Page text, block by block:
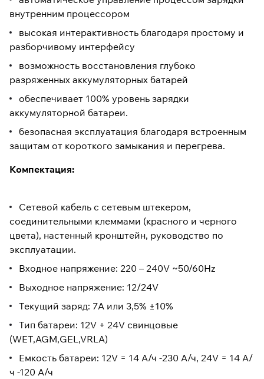
внутренним процессором
высокая интерактивность благодаря простому и
разборчивому интерфейсу
возможность восстановления глубоко
разряженных аккумуляторных батарей
обеспечивает 100% уровень зарядки
аккумуляторной батареи.
безопасная эксплуатация благодаря встроенным
защитам от короткого замыкания и перегрева.
Компектация:
Сетевой кабель с сетевым штекером,
соединительными клеммами (красного и черного
цвета), настенный кронштейн, руководство по
эксплуатации.
Входное напряжение: 220 – 240V ~50/60Hz
Выходное напряжение: 12/24V
Текущий заряд: 7A или 3,5% ±10%
Тип батареи: 12V + 24V свинцовые
(WET,AGM,GEL,VRLA)
Емкость батареи: 12V = 14 А/ч -230 А/ч, 24V = 14 А/
ч -120 А/ч